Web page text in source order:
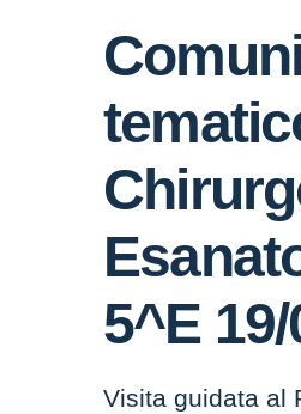
5^E
Visita guidata al